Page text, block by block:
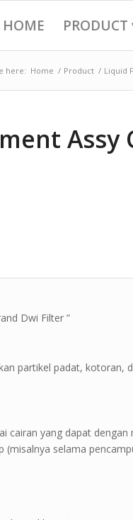
HOME PRODUCT
here: Home / Product / Liquid
Assy
Dwi Filter ”
partikel padat, kotoran,
cairan yang dapat
(misalnya selama